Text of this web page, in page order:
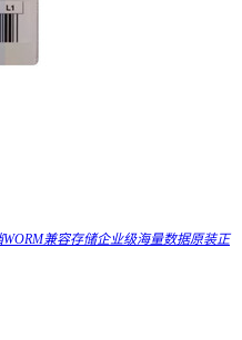
兼容存储企业级海量数据原装正